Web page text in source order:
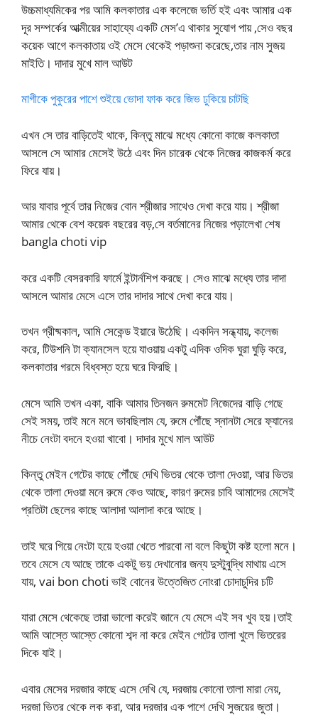
উচ্চমাধ্যমিকের পর আমি কলকাতার এক কলেজে ভর্তি হই এবং আমার এক
দূর সম্পর্কের আত্মীয়ের সাহায্যে একটি মেস’এ থাকার সুযোগ পায় ,সেও বছর
কয়েক আগে কলকাতায় ওই মেসে থেকেই পড়াশুনা করেছে,তার নাম সুজয়
মাইতি। দাদার মুখে মাল আউট
মাগীকে পুকুরের পাশে শুইয়ে ভোদা ফাক করে জিভ ঢুকিয়ে চাটছি
এখন সে তার বাড়িতেই থাকে, কিন্তু মাঝে মধ্যে কোনো কাজে কলকাতা
আসলে সে আমার মেসেই উঠে এবং দিন চারেক থেকে নিজের কাজকর্ম করে
ফিরে যায়।
আর যাবার পূর্বে তার নিজের বোন শ্রীজার সাথেও দেখা করে যায়। শ্রীজা
আমার থেকে বেশ কয়েক বছরের বড়,সে বর্তমানের নিজের পড়ালেখা শেষ
bangla choti vip
করে একটি বেসরকারি ফার্মে ইন্টার্নশিপ করছে। সেও মাঝে মধ্যে তার দাদা
আসলে আমার মেসে এসে তার দাদার সাথে দেখা করে যায়।
তখন গ্রীষ্মকাল, আমি সেকেন্ড ইয়ারে উঠেছি। একদিন সন্ধ্যায়, কলেজ
করে, টিউশনি টা ক্যানসেল হয়ে যাওয়ায় একটু এদিক ওদিক ঘুরা ঘুড়ি করে,
কলকাতার গরমে বিধ্বস্ত হয়ে ঘরে ফিরছি।
মেসে আমি তখন একা, বাকি আমার তিনজন রুমমেট নিজেদের বাড়ি গেছে
সেই সময়, তাই মনে মনে ভাবছিলাম যে, রুমে পৌঁছে স্নানটা সেরে ফ্যানের
নীচে নেংটা বদনে হওয়া খাবো। দাদার মুখে মাল আউট
কিন্তু মেইন গেটের কাছে পৌঁছে দেখি ভিতর থেকে তালা দেওয়া, আর ভিতর
থেকে তালা দেওয়া মনে রুমে কেও আছে, কারণ রুমের চাবি আমাদের মেসেই
প্রতিটা ছেলের কাছে আলাদা আলাদা করে আছে।
তাই ঘরে গিয়ে নেংটা হয়ে হওয়া খেতে পারবো না বলে কিছুটা কষ্ট হলো মনে।
তবে মেসে যে আছে তাকে একটু ভয় দেখানোর জন্য দুস্টুবুদ্ধি মাথায় এসে
যায়, vai bon choti ভাই বোনের উত্তেজিত নোংরা চোদাচুদির চটি
যারা মেসে থেকেছে তারা ভালো করেই জানে যে মেসে এই সব খুব হয়।তাই
আমি আস্তে আস্তে কোনো শব্দ না করে মেইন গেটের তালা খুলে ভিতরের
দিকে যাই।
এবার মেসের দরজার কাছে এসে দেখি যে, দরজায় কোনো তালা মারা নেয়,
দরজা ভিতর থেকে লক করা, আর দরজার এক পাশে দেখি সুজয়ের জুতা।